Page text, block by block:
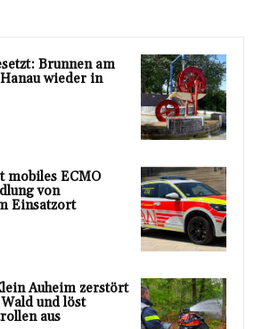
Brunnen am
wieder in
mobiles ECMO
von
Einsatzort
Auheim zerstört
und löst
aus